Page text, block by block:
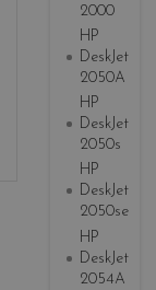
2000
HP
DeskJet
2050A
HP
DeskJet
2050s
HP
DeskJet
2050se
HP
DeskJet
2054A